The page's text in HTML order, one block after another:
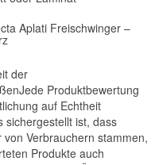
Aplati Freischwinger –
der
Jede Produktbewertung
auf Echtheit
sichergestellt ist, dass
von Verbrauchern stammen,
Produkte auch